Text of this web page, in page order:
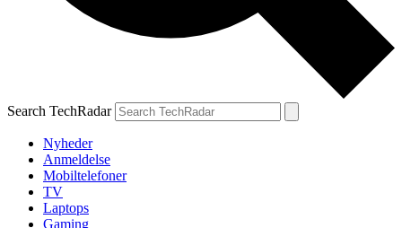
Search TechRadar
Nyheder
Anmeldelse
Mobiltelefoner
TV
Laptops
Gaming